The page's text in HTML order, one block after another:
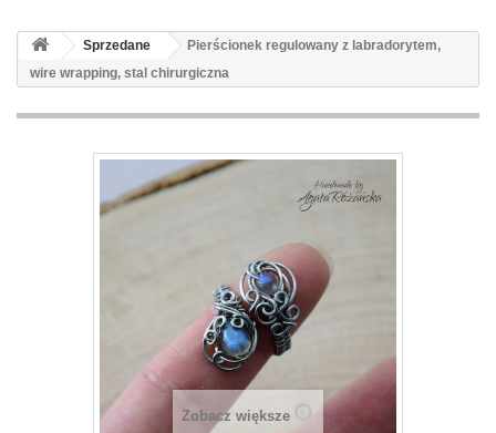
Sprzedane
Pierścionek regulowany z labradorytem,
wire wrapping, stal chirurgiczna
Zobacz większe